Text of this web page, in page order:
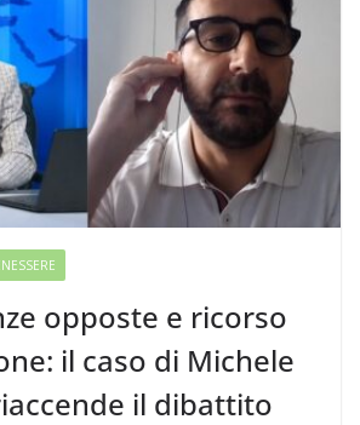
opposte e ricorso
il caso di Michele
il dibattito